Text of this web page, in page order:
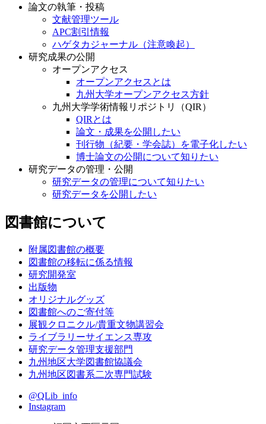
論文の執筆・投稿
文献管理ツール
APC割引情報
ハゲタカジャーナル（注意喚起）
研究成果の公開
オープンアクセス
オープンアクセスとは
九州大学オープンアクセス方針
九州大学学術情報リポジトリ（QIR）
QIRとは
論文・成果を公開したい
刊行物（紀要・学会誌）を電子化したい
博士論文の公開について知りたい
研究データの管理・公開
研究データの管理について知りたい
研究データを公開したい
図書館について
附属図書館の概要
図書館の移転に係る情報
研究開発室
出版物
オリジナルグッズ
図書館へのご寄付等
展観クロニクル/貴重文物講習会
ライブラリーサイエンス専攻
研究データ管理支援部門
九州地区大学図書館協議会
九州地区図書系二次専門試験
@QLib_info
Instagram